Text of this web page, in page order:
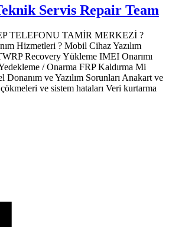
Servis Repair Team
TELEFONU TAMİR MERKEZİ ?️
Hizmetleri ? Mobil Cihaz Yazılım
Recovery Yükleme IMEI Onarımı
/ Onarma FRP Kaldırma Mi
Donanım ve Yazılım Sorunları Anakart ve
ve sistem hataları Veri kurtarma